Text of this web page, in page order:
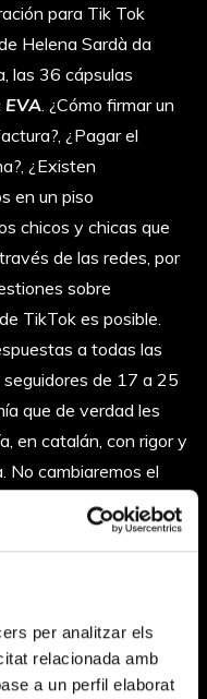
per analitzar els
relacionada amb
a un perfil elaborat
para Tik Tok
Helena Sardà da
las 36 cápsulas
EVA . ¿Cómo firmar un
¿Pagar el
¿Existen
en un piso
chicos y chicas que
de las redes, por
sobre
TikTok es posible.
a todas las
de 17 a 25
que de verdad les
en catalán, con rigor y
No cambiaremos el
convertiremos los
soluciones. Está
la primera de les